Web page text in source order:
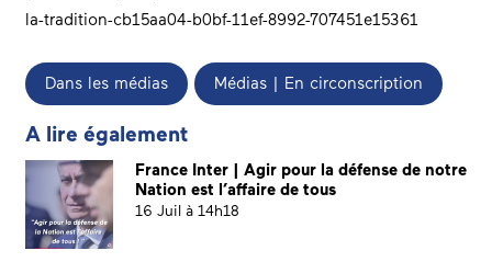
la-tradition-cb15aa04-b0bf-11ef-8992-707451e15361
Dans les médias Médias | En circonscription
A lire également
France Inter | Agir pour la défense de notre
Nation est l’affaire de tous
16 Juil à 14h18